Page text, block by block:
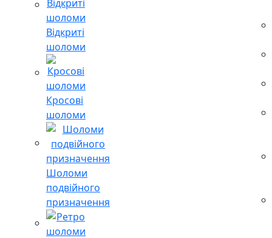
Відкриті
шоломи
Кросові
шоломи
Шоломи
подвійного
призначення